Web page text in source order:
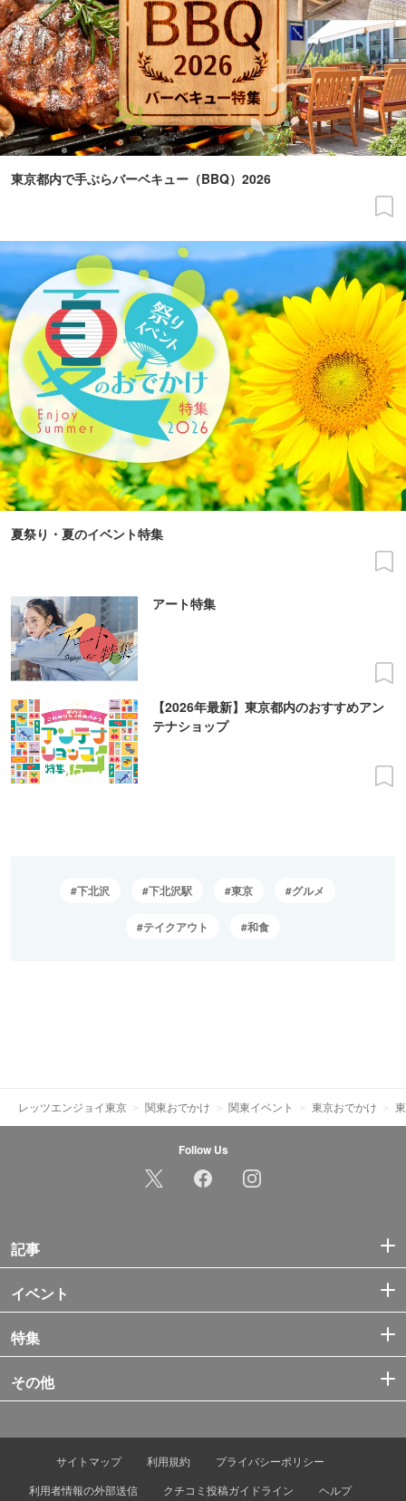
東京都内で手ぶらバーベキュー（BBQ）2026
夏祭り・夏のイベント特集
アート特集
【2026年最新】東京都内のおすすめアン
テナショップ
下北沢 下北沢駅 東京 グルメ
テイクアウト 和食
レッツエンジョイ東京 関東おでかけ 関東イベント 東京おでかけ
Follow Us
記事
イベント
特集
その他
サイトマップ 利用規約
プライバシーポリシー
利用者情報の外部送信
クチコミ投稿ガイドライン ヘルプ